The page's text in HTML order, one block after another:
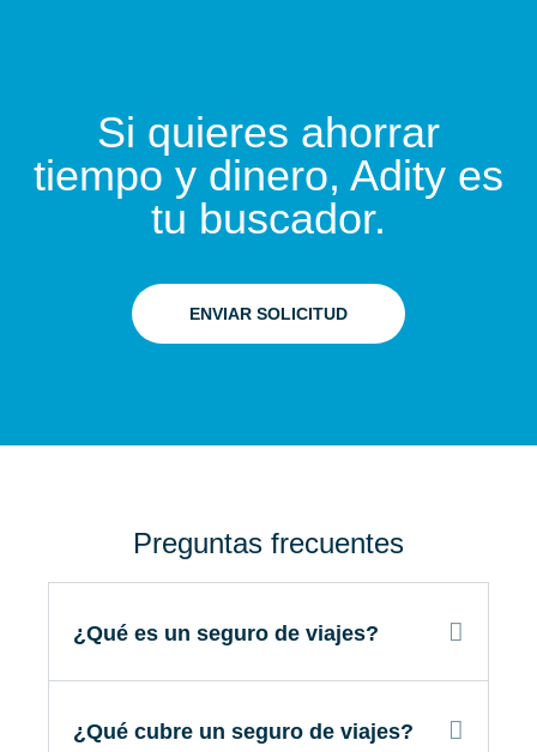
Si quieres ahorrar
tiempo y dinero, Adity es
tu buscador.
ENVIAR SOLICITUD
Preguntas frecuentes
¿Qué es un seguro de viajes?
¿Qué cubre un seguro de viajes?